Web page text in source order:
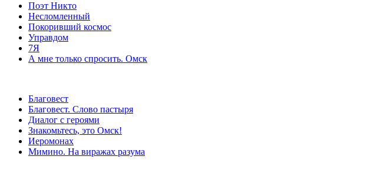
Поэт Никто
Несломленный
Покоривший космос
Управдом
7Я
А мне только спросить. Омск
Благовест
Благовест. Слово пастыря
Диалог с героями
Знакомьтесь, это Омск!
Иеромонах
Мимино. На виражах разума